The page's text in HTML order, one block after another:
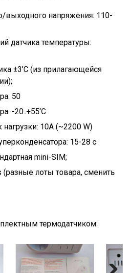
выходного напряжения: 110-
датчика температуры:
±3’C (из прилагающейся
50
-20..+55’C
10A (~2200 W)
15-28 с
mini-SIM;
лоты товара, сменить
термодатчиком: